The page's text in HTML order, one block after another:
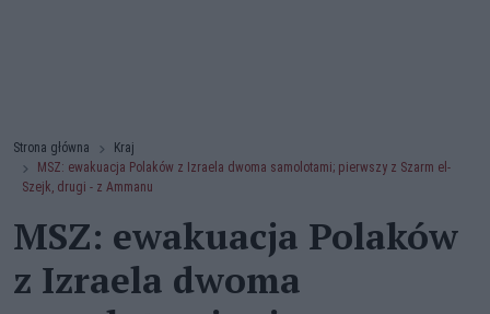
Strona główna
Kraj
MSZ: ewakuacja Polaków z Izraela dwoma samolotami; pierwszy z Szarm el-
Szejk, drugi - z Ammanu
MSZ: ewakuacja Polaków
z Izraela dwoma